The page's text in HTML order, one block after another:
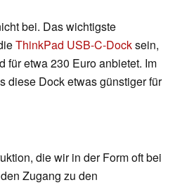
bei. Das wichtigste
ThinkPad USB-C-Docksein,
für etwa 230 Euro anbietet. Im
diese Dock etwas günstiger für
die wir in der Form oft bei
Zugang zu den